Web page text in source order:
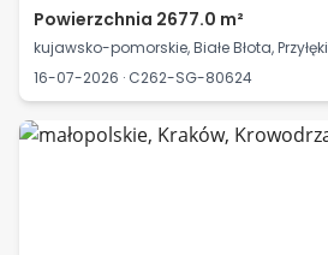
Powierzchnia 2677.0 m²
kujawsko-pomorskie, Białe Błota, Przyłęki
16-07-2026 · C262-SG-80624